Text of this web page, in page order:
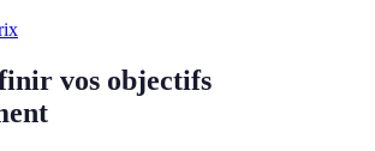
vos objectifs